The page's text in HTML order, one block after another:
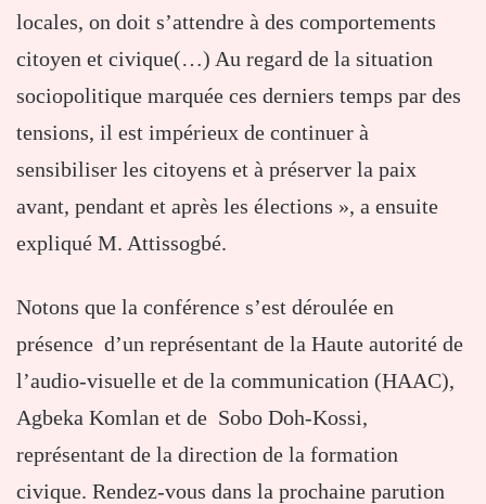
locales, on doit s’attendre à des comportements
citoyen et civique(…) Au regard de la situation
sociopolitique marquée ces derniers temps par des
tensions, il est impérieux de continuer à
sensibiliser les citoyens et à préserver la paix
avant, pendant et après les élections », a ensuite
expliqué M. Attissogbé.
Notons que la conférence s’est déroulée en
présence d’un représentant de la Haute autorité de
l’audio-visuelle et de la communication (HAAC),
Agbeka Komlan et de Sobo Doh-Kossi,
représentant de la direction de la formation
civique. Rendez-vous dans la prochaine parution